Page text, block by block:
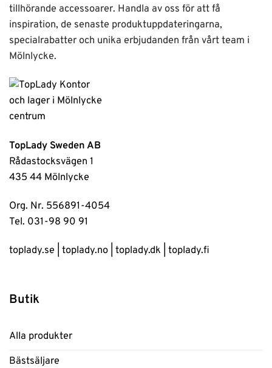
tillhörande accessoarer. Handla av oss för att få
inspiration, de senaste produktuppdateringarna,
specialrabatter och unika erbjudanden från vårt team i
Mölnlycke.
TopLady Sweden AB
Rådastocksvägen 1
435 44 Mölnlycke
Org. Nr. 556891-4054
Tel. 031-98 90 91
toplady.se toplady.no toplady.dk toplady.fi
Butik
Alla produkter
Bästsäljare